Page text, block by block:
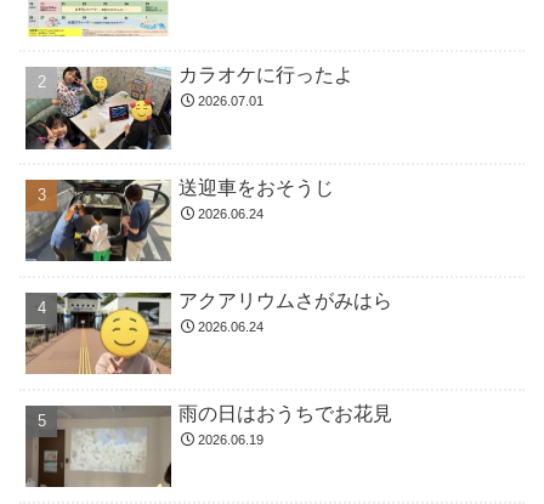
カラオケに行ったよ
2026.07.01
送迎車をおそうじ
2026.06.24
アクアリウムさがみはら
2026.06.24
雨の日はおうちでお花見
2026.06.19